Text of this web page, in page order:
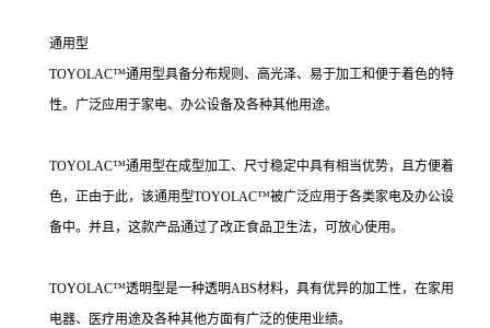
通用型
TOYOLAC™通用型具备分布规则、高光泽、易于加工和便于着色的特
性。广泛应用于家电、办公设备及各种其他用途。
TOYOLAC™通用型在成型加工、尺寸稳定中具有相当优势，且方便着
色，正由于此，该通用型TOYOLAC™被广泛应用于各类家电及办公设
备中。并且，这款产品通过了改正食品卫生法，可放心使用。
TOYOLAC™透明型是一种透明ABS材料，具有优异的加工性，在家用
电器、医疗用途及各种其他方面有广泛的使用业绩。